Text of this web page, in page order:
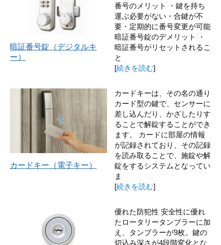
暗証番号錠（デジタルキ
ー）
番号のメリット ・鍵を持ち
運ぶ必要がない・合鍵が不
要・定期的に番号変更が可能
暗証番号錠のデメリット ・
暗証番号がリセットされるこ
と
[続きを読む]
カードキー（電子キー）
カードキーは、その名の通り
カード型の鍵で、センサーに
差し込んだり、かざしたりす
ることで解錠することができ
ます。 カードに部屋の情報
が記録されており、その記録
を読み取ることで、施錠や解
錠をするシステムとなってい
ま
[続きを読む]
優れた防犯性 安全性に優れ
たロータリータンブラーに加
え、タンブラーが9枚。鍵の
切込み深さが4段階変化とな